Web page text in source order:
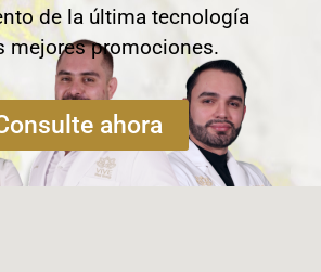
de la última tecnología
mejores promociones.
ahora